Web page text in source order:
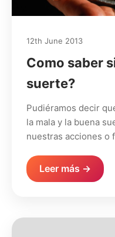
12th June 2013
Como saber
suerte?
Pudiéramos decir
la mala y la buena
nuestras acciones o
Leer más →